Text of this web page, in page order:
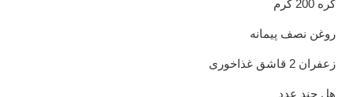
کره 200 گرم
روغن نصف پیمانه
زعفران 2 قاشق غذاخوری
هل چند عدد